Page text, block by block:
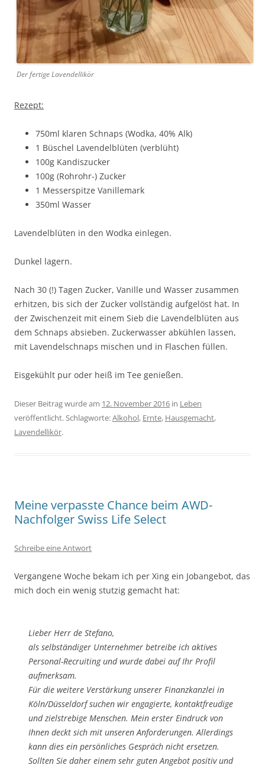
Der fertige Lavendellikör
Rezept:
750ml klaren Schnaps (Wodka, 40% Alk)
1 Büschel Lavendelblüten (verblüht)
100g Kandiszucker
100g (Rohrohr-) Zucker
1 Messerspitze Vanillemark
350ml Wasser
Lavendelblüten in den Wodka einlegen.
Dunkel lagern.
Nach 30 (!) Tagen Zucker, Vanille und Wasser zusammen
erhitzen, bis sich der Zucker vollständig aufgelöst hat. In
der Zwischenzeit mit einem Sieb die Lavendelblüten aus
dem Schnaps absieben. Zuckerwasser abkühlen lassen,
mit Lavendelschnaps mischen und in Flaschen füllen.
Eisgekühlt pur oder heiß im Tee genießen.
Dieser Beitrag wurde am 12. November 2016 in Leben
veröffentlicht. Schlagworte:Alkohol, Ernte, Hausgemacht,
Lavendellikör.
Meine verpasste Chance beim AWD-
Nachfolger Swiss Life Select
Schreibe eine Antwort
Vergangene Woche bekam ich per Xing ein Jobangebot, das
mich doch ein wenig stutzig gemacht hat:
Lieber Herr de Stefano,
als selbständiger Unternehmer betreibe ich aktives
Personal-Recruiting und wurde dabei auf Ihr Profil
aufmerksam.
Für die weitere Verstärkung unserer Finanzkanzlei in
Köln/Düsseldorf suchen wir engagierte, kontaktfreudige
und zielstrebige Menschen. Mein erster Eindruck von
Ihnen deckt sich mit unseren Anforderungen. Allerdings
kann dies ein persönliches Gespräch nicht ersetzen.
Sollten Sie daher einem sehr guten Angebot positiv und